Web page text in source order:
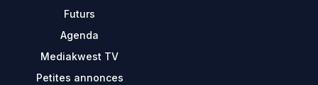
Futurs
Agenda
Mediakwest TV
Petites annonces